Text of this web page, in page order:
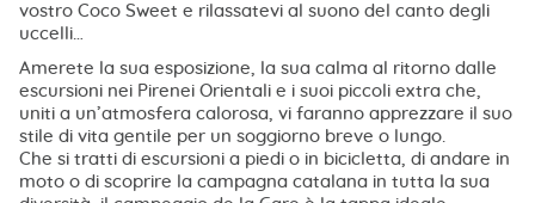
vostro Coco Sweet e rilassatevi al suono del canto degli
uccelli…
Amerete la sua esposizione, la sua calma al ritorno dalle
escursioni nei Pirenei Orientali e i suoi piccoli extra che,
uniti a un’atmosfera calorosa, vi faranno apprezzare il suo
stile di vita gentile per un soggiorno breve o lungo.
Che si tratti di escursioni a piedi o in bicicletta, di andare in
moto o di scoprire la campagna catalana in tutta la sua